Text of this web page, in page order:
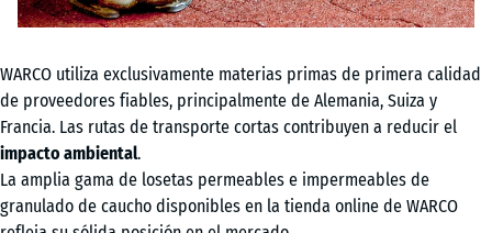
WARCO utiliza exclusivamente materias primas de primera calidad
de proveedores fiables, principalmente de Alemania, Suiza y
Francia. Las rutas de transporte cortas contribuyen a reducir el
impacto ambiental.
La amplia gama de losetas permeables e impermeables de
granulado de caucho disponibles en la tienda online de WARCO